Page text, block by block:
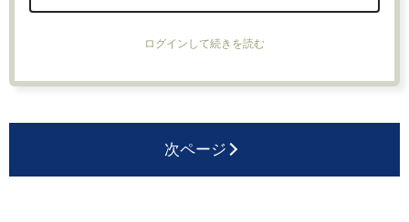
ログインして続きを読む
次ページ